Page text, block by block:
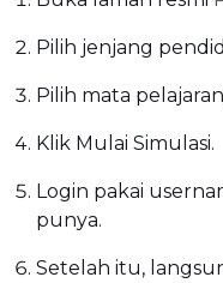
Pilih jenjang
Pilih mata
Klik Mulai Simulasi.
Login pakai
punya.
Setelah itu,